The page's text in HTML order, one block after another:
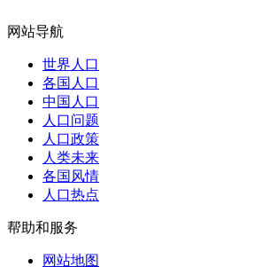
网站导航
世界人口
各国人口
中国人口
人口问题
人口政策
人类未来
各国风情
人口热点
帮助和服务
网站地图